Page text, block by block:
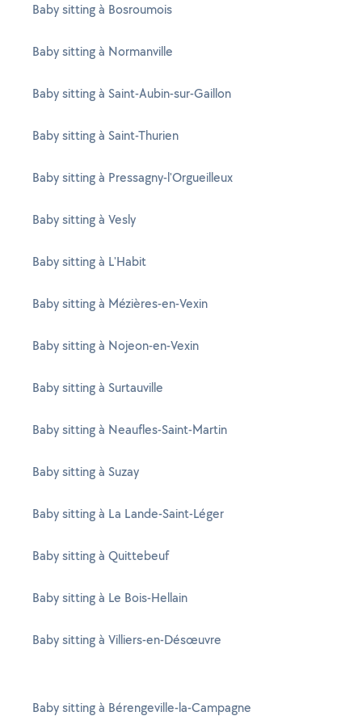
Baby sitting à Bosroumois
Baby sitting à Normanville
Baby sitting à Saint-Aubin-sur-Gaillon
Baby sitting à Saint-Thurien
Baby sitting à Pressagny-l'Orgueilleux
Baby sitting à Vesly
Baby sitting à L'Habit
Baby sitting à Mézières-en-Vexin
Baby sitting à Nojeon-en-Vexin
Baby sitting à Surtauville
Baby sitting à Neaufles-Saint-Martin
Baby sitting à Suzay
Baby sitting à La Lande-Saint-Léger
Baby sitting à Quittebeuf
Baby sitting à Le Bois-Hellain
Baby sitting à Villiers-en-Désœuvre
Baby sitting à Bérengeville-la-Campagne